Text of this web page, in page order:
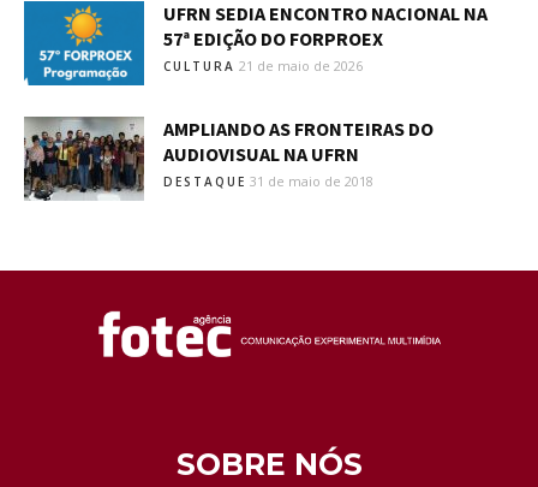
UFRN SEDIA ENCONTRO NACIONAL NA
57ª EDIÇÃO DO FORPROEX
CULTURA 21 de maio de 2026
AMPLIANDO AS FRONTEIRAS DO
AUDIOVISUAL NA UFRN
DESTAQUE 31 de maio de 2018
SOBRE NÓS